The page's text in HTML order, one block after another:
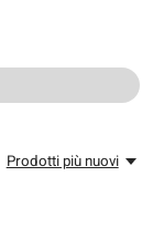
Prodotti più nuovi